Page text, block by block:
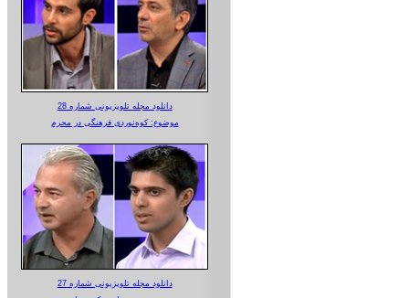
دانلود مجله تلویزیونی شماره 28
موضوع: کوه‌نوردی فرهنگی در محرم
دانلود مجله تلویزیونی شماره 27